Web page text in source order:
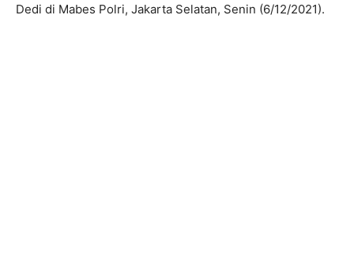
Dedi di Mabes Polri, Jakarta Selatan, Senin (6/12/2021).